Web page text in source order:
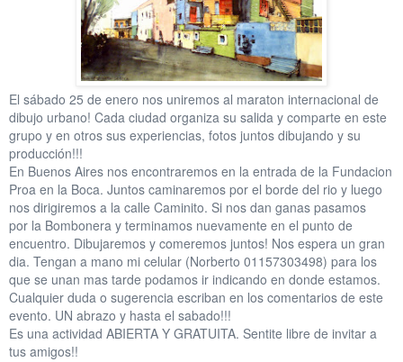
El sábado 25 de enero nos uniremos al maraton internacional de
dibujo urbano! Cada ciudad organiza su salida y comparte en este
grupo y en otros sus experiencias, fotos juntos dibujando y su
producción!!!
En Buenos Aires nos encontraremos en la entrada de la Fundacion
Proa en la Boca. Juntos caminaremos por el borde del rio y luego
nos dirigiremos a la calle Caminito. Si nos dan ganas pasamos
por la Bombonera y terminamos nuevamente en el punto de
encuentro. Dibujaremos y comeremos juntos! Nos espera un gran
dia. Tengan a mano mi celular (Norberto 01157303498) para los
que se unan mas tarde podamos ir indicando en donde estamos.
Cualquier duda o sugerencia escriban en los comentarios de este
evento. UN abrazo y hasta el sabado!!!
Es una actividad ABIERTA Y GRATUITA. Sentite libre de invitar a
tus amigos!!